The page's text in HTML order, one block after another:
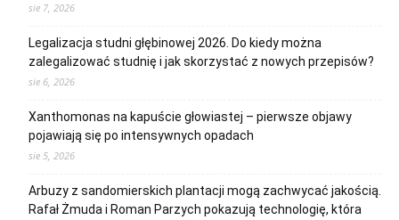
sie 7, 2026
Legalizacja studni głębinowej 2026. Do kiedy można
zalegalizować studnię i jak skorzystać z nowych przepisów?
sie 6, 2026
Xanthomonas na kapuście głowiastej – pierwsze objawy
pojawiają się po intensywnych opadach
sie 5, 2026
Arbuzy z sandomierskich plantacji mogą zachwycać jakością.
Rafał Żmuda i Roman Parzych pokazują technologię, która